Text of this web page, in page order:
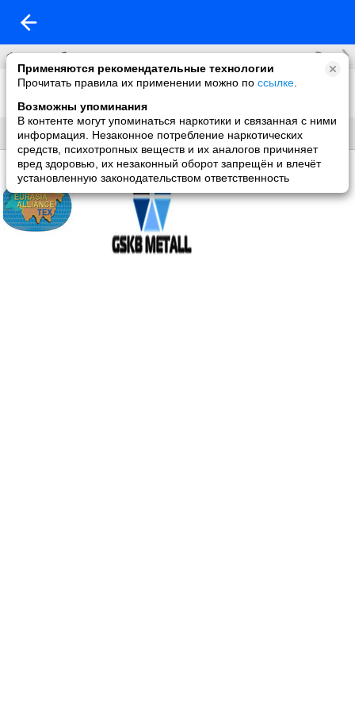
Применяются рекомендательные технологии
Прочитать правила их применении можно по ссылке
Возможны упоминания
В контенте могут упоминаться наркотики и связанная с ними
информация. Незаконное потребление наркотических
средств, психотропных веществ и их аналогов причиняет
вред здоровью, их незаконный оборот запрещён и влечёт
установленную законодательством ответственность
Фотоальбомы Все
Фото со мной
Без названия